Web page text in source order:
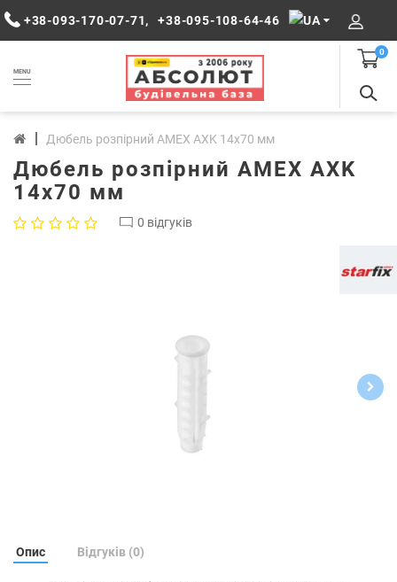
+38-093-170-07-71, +38-095-108-64-46
MENU
0
Дюбель розпірний AMEX AXK 14x70 мм
Дюбель розпірний AMEX AXK
14x70 мм
0 відгуків
Опис Відгуків (0)